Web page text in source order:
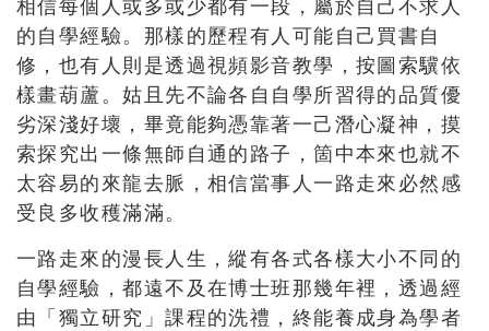
相信每個人或多或少都有一段，屬於自己不求人
的自學經驗。那樣的歷程有人可能自己買書自
修，也有人則是透過視頻影音教學，按圖索驥依
樣畫葫蘆。姑且先不論各自自學所習得的品質優
劣深淺好壞，畢竟能夠憑靠著一己潛心凝神，摸
索探究出一條無師自通的路子，箇中本來也就不
太容易的來龍去脈，相信當事人一路走來必然感
受良多收穫滿滿。
一路走來的漫長人生，縱有各式各樣大小不同的
自學經驗，都遠不及在博士班那幾年裡，透過經
由「獨立研究」課程的洗禮，終能養成身為學者